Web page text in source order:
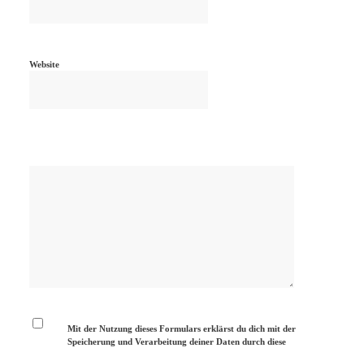
Website
Mit der Nutzung dieses Formulars erklärst du dich mit der
Speicherung und Verarbeitung deiner Daten durch diese